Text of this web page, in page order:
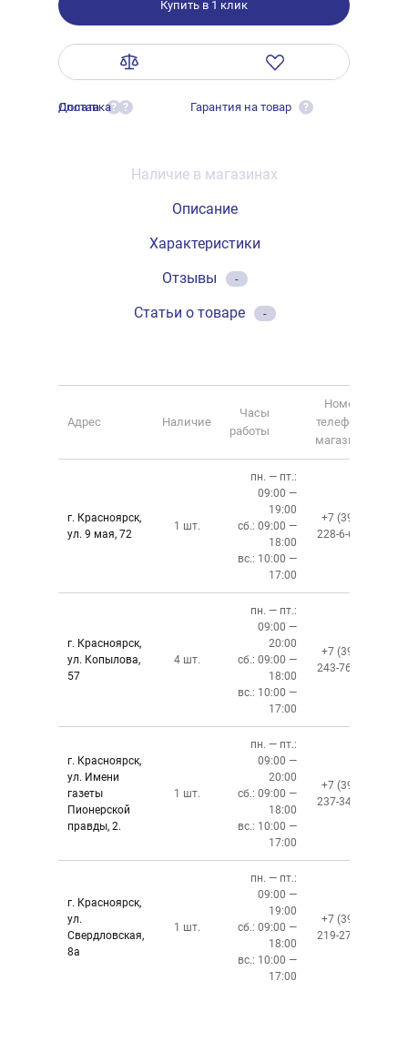
Купить в 1 клик
Оплата ?
Доставка ? Гарантия на товар ?
Наличие в магазинах
Описание
Характеристики
Отзывы
-
Статьи о товаре -
Адрес Наличие
Часы
работы
Номер
телефона
магазина
г. Красноярск,
ул. 9 мая, 72
1 шт.
пн. — пт.:
09:00 —
19:00
сб.: 09:00 —
18:00
вс.: 10:00 —
17:00
+7 (391)
228-6-608
г. Красноярск,
ул. Копылова,
57
4 шт.
пн. — пт.:
09:00 —
20:00
сб.: 09:00 —
18:00
вс.: 10:00 —
17:00
+7 (391)
243-76-13
г. Красноярск,
ул. Имени
газеты
Пионерской
правды, 2.
1 шт.
пн. — пт.:
09:00 —
20:00
сб.: 09:00 —
18:00
вс.: 10:00 —
17:00
+7 (391)
237-34-34
г. Красноярск,
ул.
Свердловская,
8а
1 шт.
пн. — пт.:
09:00 —
19:00
сб.: 09:00 —
18:00
вс.: 10:00 —
17:00
+7 (391)
219-27-50